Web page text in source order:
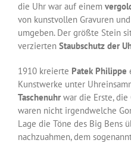
die Uhr war auf einem
von kunstvollen Gravuren
umgeben. Der größte Stein
verzierten Staubschutz der
1910 kreierte Patek Philippe
Kunstwerke unter
Taschenuhrwar die Erste, die
waren nicht irgendwelche
Lage die Töne des Big Bens
nachzuahmen, dem